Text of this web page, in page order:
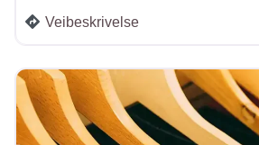
Veibeskrivelse